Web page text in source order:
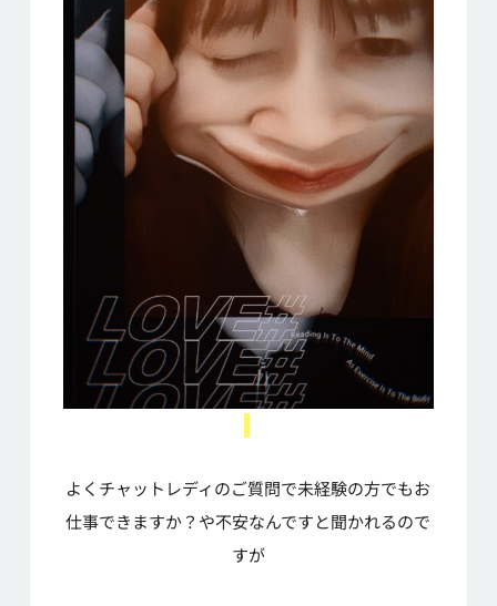
よくチャットレディのご質問で未経験の方でもお
仕事できますか？や不安なんですと聞かれるので
すが